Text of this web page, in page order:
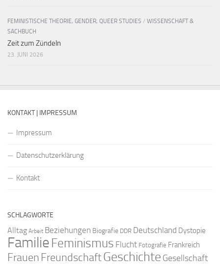
FEMINISTISCHE THEORIE, GENDER, QUEER STUDIES / WISSENSCHAFT &
SACHBUCH
Zeit zum Zündeln
23. JUNI 2026
KONTAKT | IMPRESSUM
Impressum
Datenschutzerklärung
Kontakt
SCHLAGWORTE
Alltag Arbeit Beziehungen Biografie DDR Deutschland Dystopie
FamilieFeminismus Flucht Fotografie Frankreich
Frauen FreundschaftGeschichte Gesellschaft